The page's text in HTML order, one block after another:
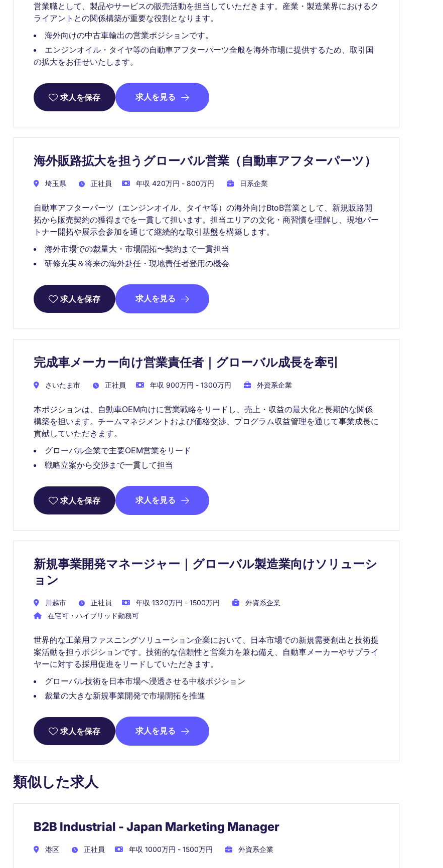
営業職として、製品やサービスの販売活動を担当していただきます。産業・製造業界におけるク
ライアントとの関係構築が重要な役割となります。
海外向けの中古車輸出の営業ポジションです。
エンジンオイル・タイヤ等の自動車アフターパーツ全般を海外市場に提供するため、取引国
の拡大をお任せいたします。
求人を保存 求人を見る
海外販路拡大を担うグローバル営業（自動車アフターパーツ）
埼玉県 正社員 年収 420万円 - 800万円 日系企業
自動車アフターパーツ（エンジンオイル、タイヤ等）の海外向けBtoB営業として、新規販路開
拓から販売契約の獲得までを一貫して担います。担当エリアの文化・商習慣を理解し、現地パー
トナー開拓や展示会参加を通じて継続的な取引基盤を構築します。
海外市場での裁量大・市場開拓〜契約まで一貫担当
研修充実＆将来の海外赴任・現地責任者登用の機会
求人を保存 求人を見る
完成車メーカー向け営業責任者｜グローバル成長を牽引
さいたま市 正社員 年収 900万円 - 1300万円 外資系企業
本ポジションは、自動車OEM向けに営業戦略をリードし、売上・収益の最大化と長期的な関係
構築を担います。チームマネジメントおよび価格交渉、プログラム収益管理を通じて事業成長に
貢献していただきます。
グローバル企業で主要OEM営業をリード
戦略立案から交渉まで一貫して担当
求人を保存 求人を見る
新規事業開発マネージャー｜グローバル製造業向けソリューシ
ョン
川越市 正社員 年収 1320万円 - 1500万円
外資系企業
在宅可・ハイブリッド勤務可
世界的な工業用ファスニングソリューション企業において、日本市場での新規需要創出と技術提
案活動を担うポジションです。技術的な信頼性と営業力を兼ね備え、自動車メーカーやサプライ
ヤーに対する採用促進をリードしていただきます。
グローバル技術を日本市場へ浸透させる中核ポジション
裁量の大きな新規事業開発で市場開拓を推進
求人を保存 求人を見る
類似した求人
B2B Industrial - Japan Marketing Manager
港区 正社員 年収 1000万円 - 1500万円 外資系企業